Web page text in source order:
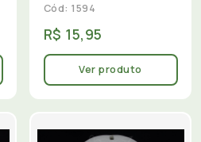
Cód: 1594
R$ 15,95
Ver produto